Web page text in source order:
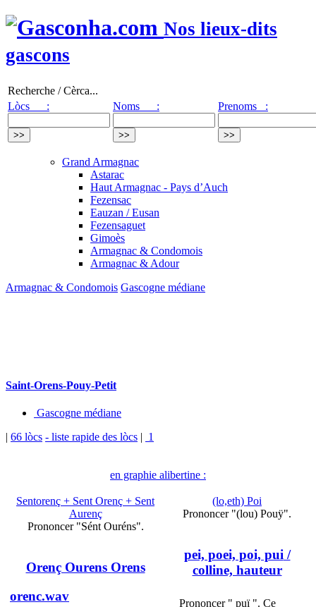
Nos lieux-dits
gascons
Recherche / Cèrca...
Lòcs :
Noms : Prenoms :
Grand Armagnac
Astarac
Haut Armagnac - Pays d’Auch
Fezensac
Eauzan / Eusan
Fezensaguet
Gimoès
Armagnac & Condomois
Armagnac & Adour
Armagnac & Condomois Gascogne médiane
Saint-Orens-Pouy-Petit
Gascogne médiane
| 66 lòcs - liste rapide des lòcs | 1
en graphie alibertine :
Sentorenç + Sent Orenç + Sent
Aurenç
Prononcer "Sént Ouréns".
Orenç Ourens Orens
orenc.wav
(lo,eth) Poi
Prononcer "(lou) Pouÿ".
pei, poei, poi, pui /
colline, hauteur
Prononcer " puï ". Ce